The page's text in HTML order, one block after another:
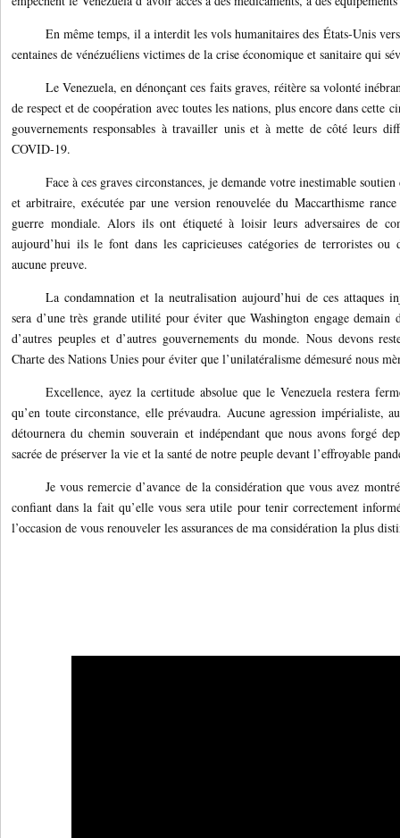
En même temps, il a interdit les vols humanitaires des États-Unis
centaines de vénézuéliens victimes de la crise économique et sanitaire qui
Le Venezuela, en dénonçant ces faits graves, réitère sa volonté
de respect et de coopération avec toutes les nations, plus encore dans cette
gouvernements responsables à travailler unis et à mette de côté leurs
COVID-19.
Face à ces graves circonstances, je demande votre inestimable
et arbitraire, exécutée par une version renouvelée du Maccarthisme
guerre mondiale. Alors ils ont étiqueté à loisir leurs adversaires de
aujourd’hui ils le font dans les capricieuses catégories de terroristes ou
aucune preuve.
La condamnation et la neutralisation aujourd’hui de ces attaques
sera d’une très grande utilité pour éviter que Washington engage demain
d’autres peuples et d’autres gouvernements du monde. Nous devons
Charte des Nations Unies pour éviter que l’unilatéralisme démesuré nous
Excellence, ayez la certitude absolue que le Venezuela restera
qu’en toute circonstance, elle prévaudra. Aucune agression impérialiste,
détournera du chemin souverain et indépendant que nous avons forgé
sacrée de préserver la vie et la santé de notre peuple devant l’effroyable
Je vous remercie d’avance de la considération que vous avez
confiant dans la fait qu’elle vous sera utile pour tenir correctement
l’occasion de vous renouveler les assurances de ma considération la plus